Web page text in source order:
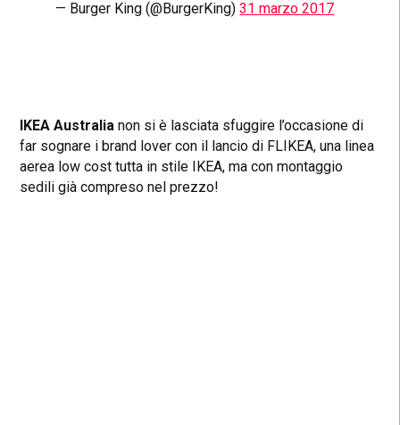
— Burger King (@BurgerKing)31 marzo 2017
IKEA Australia non si è lasciata sfuggire l’occasione di
far sognare i brand lover con il lancio di FLIKEA, una linea
aerea low cost tutta in stile IKEA, ma con montaggio
sedili già compreso nel prezzo!